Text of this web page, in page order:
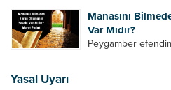
efendinin Haftalık
Günü Hangi VİRD
Manasını
Var Mıdır?
Peygamber
Yasal Uyarı